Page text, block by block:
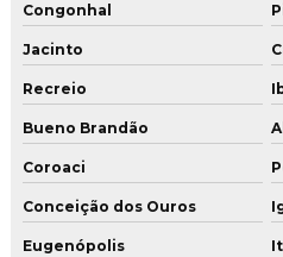
Congonhal
Jacinto
Recreio
Bueno Brandão
Coroaci
Conceição dos Ouros
Eugenópolis